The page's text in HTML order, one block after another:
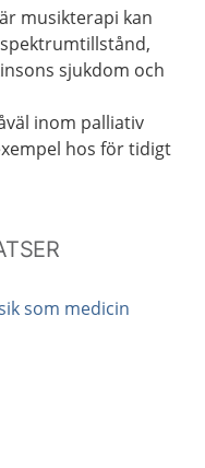
musikterapi kan
sjukdom och
inom palliativ
hos för tidigt
som medicin